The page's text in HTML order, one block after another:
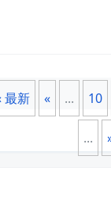
最新 « ... 10
...